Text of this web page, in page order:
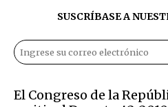
SUSCRÍBASE A
El Congreso de la